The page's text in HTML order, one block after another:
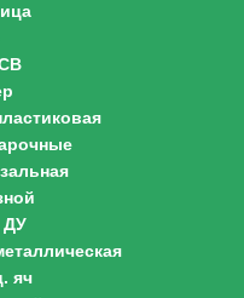
ДУ
яч